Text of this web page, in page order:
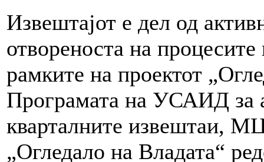
Извештајот е дел од
отвореноста на
рамките на проектот
Програмата на УСАИД за
кварталните извештаи,
„Огледало на Владата“